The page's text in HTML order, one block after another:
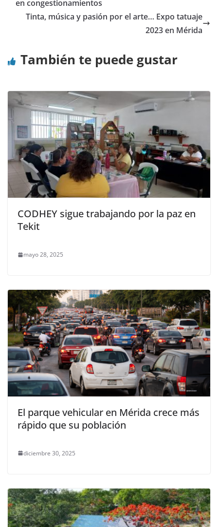
en congestionamientos
Tinta, música y pasión por el arte… Expo tatuaje
2023 en Mérida
También te puede gustar
CODHEY sigue trabajando por la paz en
Tekit
mayo 28, 2025
El parque vehicular en Mérida crece más
rápido que su población
diciembre 30, 2025